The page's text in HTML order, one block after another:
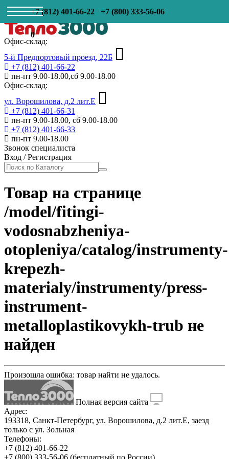
+7 (812) 401-66-22 +7 (800) 333-56-06
0
Офис-склад:
5-й Предпортовый проезд, 22Б
+7 (812) 401-66-22
пн-пт 9.00-18.00,сб 9.00-18.00
Офис-склад:
ул. Ворошилова, д.2 лит.Е
+7 (812) 401-66-31
пн-пт 9.00-18.00, сб 9.00-18.00
+7 (812) 401-66-33
пн-пт 9.00-18.00
Звонок специалиста
Вход /Регистрация
Товар на странице
/model/fitingi-
vodosnabzheniya-
otopleniya/catalog/instrumenty-
krepezh-
materialy/instrumenty/press-
instrument-
metalloplastikovykh-trub не
найден
Произошла ошибка: товар найти не удалось.
Полная версия сайта
Адрес:
193318, Санкт-Петербург, ул. Ворошилова, д.2 лит.Е, заезд
только с ул. Зольная
Телефоны:
+7 (812) 401-66-22
+7 (800) 333-56-06 (бесплатный по России)